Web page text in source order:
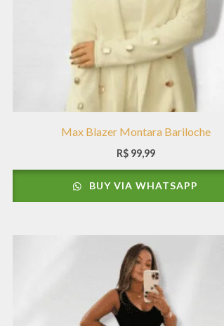
Max Blazer Montara Bariloche
R$99,99
BUY VIA WHATSAPP